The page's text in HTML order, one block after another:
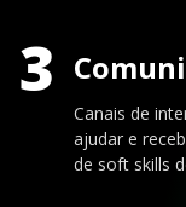
3
Canais de
ajudar e
de soft skills